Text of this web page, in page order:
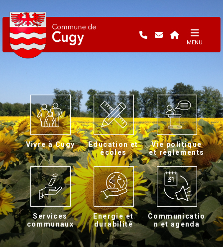
MENU
Vivre à Cugy
Education et
écoles
Vie politique
et règlements
Services
communaux
Energie et
durabilité
Communicatio
n et agenda